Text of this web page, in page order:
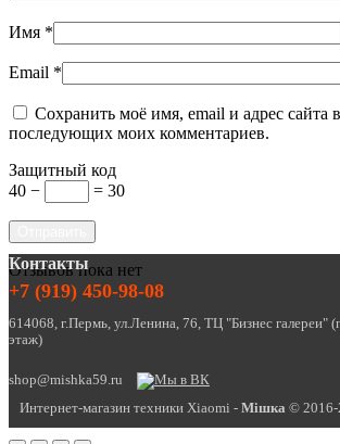
Имя *
Email *
Сохранить моё имя, email и адрес сайта
последующих моих комментариев.
Защитный код
40 −
= 30
Отзывов пока нет
Контакты
+7 (919) 450-98-08
614068, г.Пермь, ул.Ленина, 76, ТЦ "Бизнес галереи"
этаж)
shop@mishka59.ru
Интернет-магазин техники Xiaomi - Miшка © 2016-